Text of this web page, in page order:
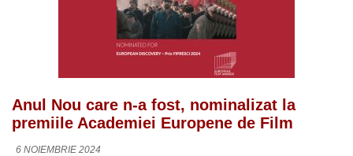
Anul Nou care n-a fost, nominalizat la
premiile Academiei Europene de Film
6 NOIEMBRIE 2024